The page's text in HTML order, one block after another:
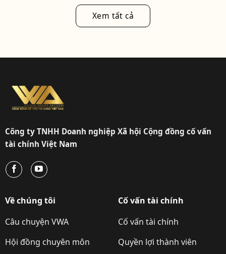
Xem tất cả
Công ty TNHH Doanh nghiệp Xã hội Cộng đồng cố vấn
tài chính Việt Nam
Về chúng tôi
Câu chuyện VWA
Hội đồng chuyên môn
Cố vấn tài chính
Cố vấn tài chính
Quyền lợi thành viên